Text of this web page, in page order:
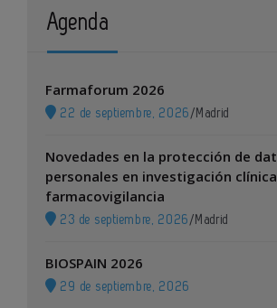
Agenda
Farmaforum 2026
22 de septiembre, 2026 / Madrid
Novedades en la protección de
personales en investigación
farmacovigilancia
23 de septiembre, 2026 / Madrid
BIOSPAIN 2026
29 de septiembre, 2026